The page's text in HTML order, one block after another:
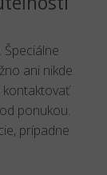
ani nikde
kontaktovať
ponukou.
prípadne